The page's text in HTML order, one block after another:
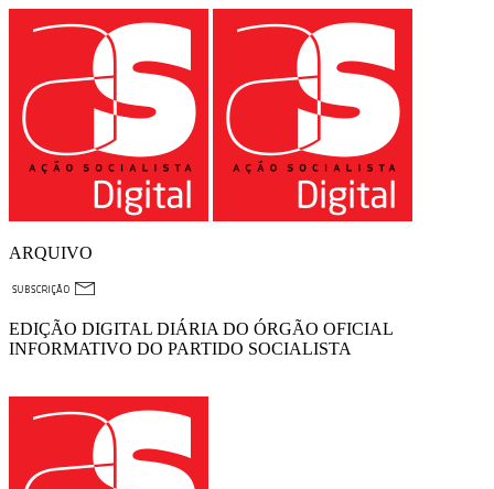
ARQUIVO
EDIÇÃO DIGITAL DIÁRIA DO ÓRGÃO OFICIAL
INFORMATIVO DO PARTIDO SOCIALISTA